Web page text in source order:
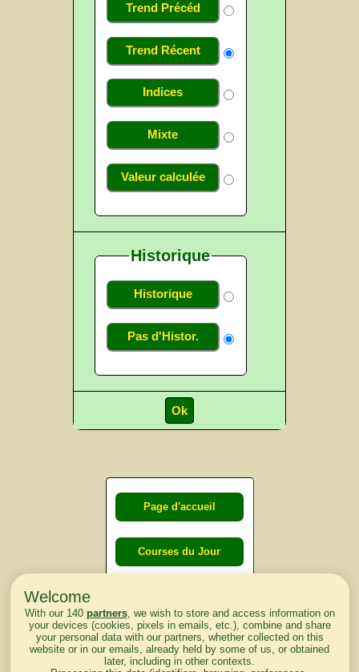
Trend Précéd
Trend Récent
Indices
Mixte
Valeur calculée
Historique
Historique
Pas d'Histor.
Page d'accueil
Courses du Jour
lendemain
Courses
Welcome
With our 140 partners, we wish to store and access information on
your devices (cookies, pixels in emails, etc.), combine and share
your personal data with our partners, whether collected on this
website or in our emails, already held by some of us, or obtained
later, including in other contexts.